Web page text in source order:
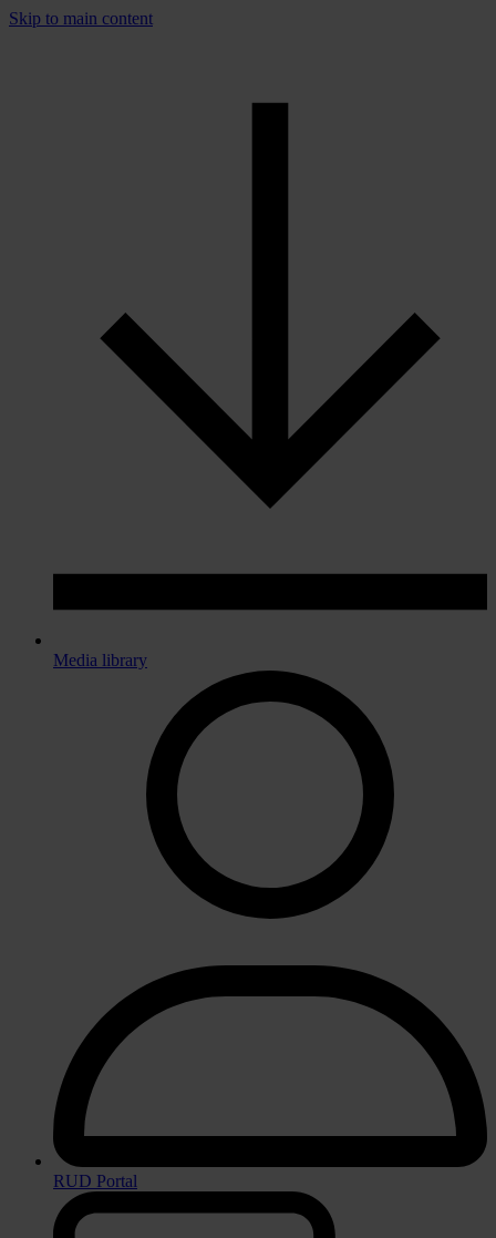
Skip to main content
Media library
RUD Portal